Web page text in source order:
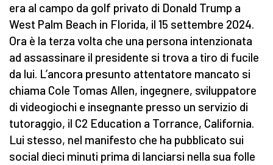
era al campo da golf privato di Donald Trump a
West Palm Beach in Florida, il 15 settembre 2024.
Ora è la terza volta che una persona intenzionata
ad assassinare il presidente si trova a tiro di fucile
da lui. L’ancora presunto attentatore mancato si
chiama Cole Tomas Allen, ingegnere, sviluppatore
di videogiochi e insegnante presso un servizio di
tutoraggio, il C2 Education a Torrance, California.
Lui stesso, nel manifesto che ha pubblicato sui
social dieci minuti prima di lanciarsi nella sua folle